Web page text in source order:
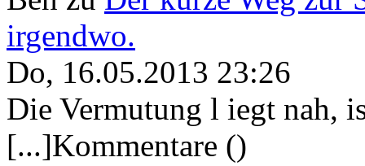
irgendwo.
Do, 16.05.2013 23:26
Die Vermutung l iegt nah,
[...]Kommentare ()